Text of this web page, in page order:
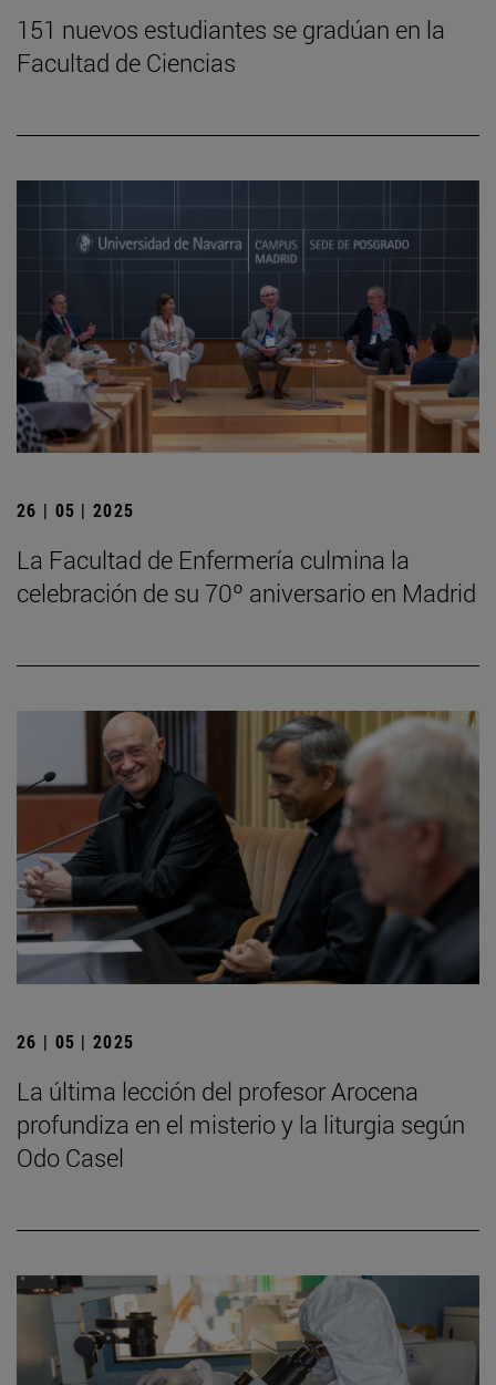
151 nuevos estudiantes se gradúan en la
Facultad de Ciencias
26 | 05 | 2025
La Facultad de Enfermería culmina la
celebración de su 70º aniversario en Madrid
26 | 05 | 2025
La última lección del profesor Arocena
profundiza en el misterio y la liturgia según
Odo Casel